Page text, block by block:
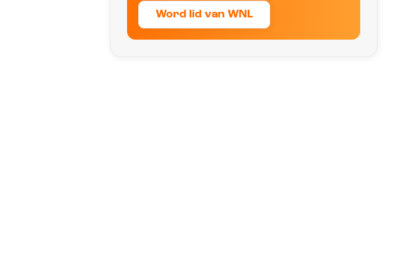
Word lid van WNL